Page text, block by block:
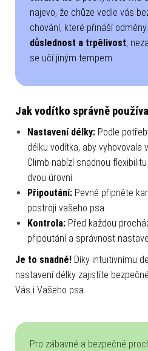
najevo, že chůze vedle vás
chování, které přináší
důslednost a trpělivost;
se učí jiným tempem.
Jak vodítko správně
Nastavení délky: Podle
délku vodítka, aby vyhovovala
Climb nabízí snadnou
dvou úrovní.
Připoutání: Pevně připněte
postroji vašeho psa.
Kontrola: Před každou
připoutání a správnost
Je to snadné! Díky intuitivnímu
nastavení délky zajistíte
Vás i Vašeho psa.
Pro zábavné a bezpečné